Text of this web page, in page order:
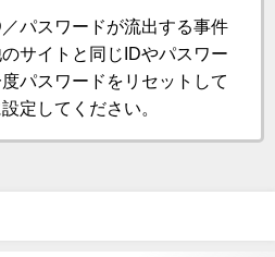
パスワードが流出する事件
サイトと同じIDやパスワー
パスワードをリセットして
定してください。